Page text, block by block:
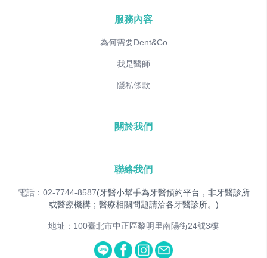
服務內容
為何需要Dent&Co
我是醫師
隱私條款
關於我們
聯絡我們
電話：02-7744-8587(牙醫小幫手為牙醫預約平台，非牙醫診所
或醫療機構；醫療相關問題請洽各牙醫診所。)
地址：100臺北市中正區黎明里南陽街24號3樓